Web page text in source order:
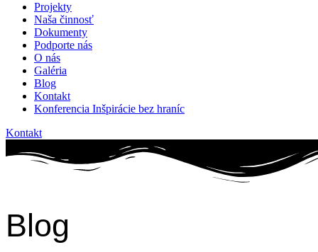
Projekty
Naša činnosť
Dokumenty
Podporte nás
O nás
Galéria
Blog
Kontakt
Konferencia Inšpirácie bez hraníc
Kontakt
Blog